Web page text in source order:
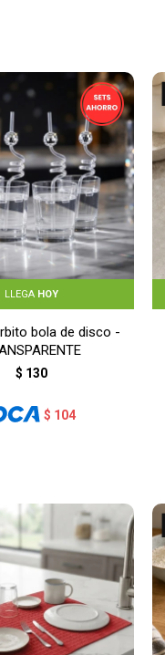
LLEGA HOY
bola de disco -
$ 130
$ 104